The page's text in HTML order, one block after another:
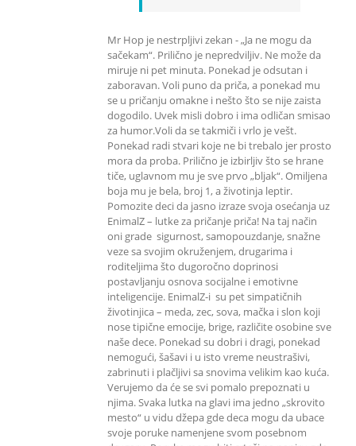
Mr Hop je nestrpljivi zekan - „Ja ne mogu da
sačekam“. Prilično je nepredviljiv. Ne može da
miruje ni pet minuta. Ponekad je odsutan i
zaboravan. Voli puno da priča, a ponekad mu
se u pričanju omakne i nešto što se nije zaista
dogodilo. Uvek misli dobro i ima odličan smisao
za humor.Voli da se takmiči i vrlo je vešt.
Ponekad radi stvari koje ne bi trebalo jer prosto
mora da proba. Prilično je izbirljiv što se hrane
tiče, uglavnom mu je sve prvo „bljak“. Omiljena
boja mu je bela, broj 1, a životinja leptir.
Pomozite deci da jasno izraze svoja osećanja uz
EnimalZ – lutke za pričanje priča! Na taj način
oni grade sigurnost, samopouzdanje, snažne
veze sa svojim okruženjem, drugarima i
roditeljima što dugoročno doprinosi
postavljanju osnova socijalne i emotivne
inteligencije. EnimalZ-i su pet simpatičnih
životinjica – meda, zec, sova, mačka i slon koji
nose tipične emocije, brige, različite osobine sve
naše dece. Ponekad su dobri i dragi, ponekad
nemogući, šašavi i u isto vreme neustrašivi,
zabrinuti i plačljivi sa snovima velikim kao kuća.
Verujemo da će se svi pomalo prepoznati u
njima. Svaka lutka na glavi ima jedno „skrovito
mesto“ u vidu džepa gde deca mogu da ubace
svoje poruke namenjene svom posebnom